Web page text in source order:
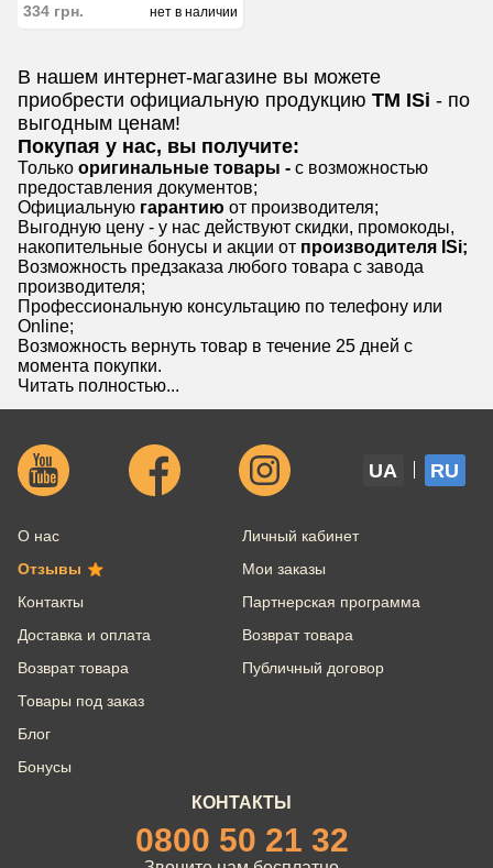
334 грн. нет в наличии
В нашем интернет-магазине вы можете
приобрести официальную продукцию ТМ ISi - по
выгодным ценам!
Покупая у нас, вы получите:
Только оригинальные товары - с возможностью
предоставления документов;
Официальную гарантию от производителя;
Выгодную цену - у нас действуют скидки, промокоды,
накопительные бонусы и акции от производителя ISi;
Возможность предзаказа любого товара с завода
производителя;
Профессиональную консультацию по телефону или
Online;
Возможность вернуть товар в течение 25 дней с
момента покупки.
Читать полностью...
UA RU
О нас
Отзывы
Контакты
Доставка и оплата
Возврат товара
Товары под заказ
Блог
Бонусы
Личный кабинет
Мои заказы
Партнерская программа
Возврат товара
Публичный договор
КОНТАКТЫ
0800 50 21 32